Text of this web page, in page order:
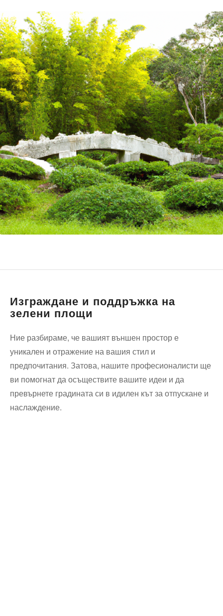
Изграждане и поддръжка на
зелени площи
Ние разбираме, че вашият външен простор е
уникален и отражение на вашия стил и
предпочитания. Затова, нашите професионалисти ще
ви помогнат да осъществите вашите идеи и да
превърнете градината си в идилен кът за отпускане и
наслаждение.